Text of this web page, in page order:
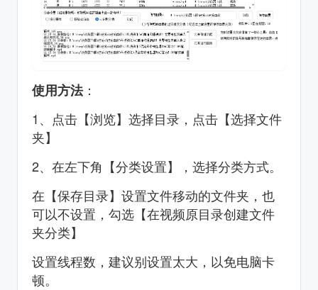
使用方法：
1、点击【浏览】选择目录，点击【选择文件
夹】
2、在左下角【分类设置】，选择分类方式。
在【保存目录】设置文件移动的文件夹，也
可以不设置，勾选【在视频原目录创建文件
夹分类】
设置线程数，建议别设置太大，以免电脑卡
顿。